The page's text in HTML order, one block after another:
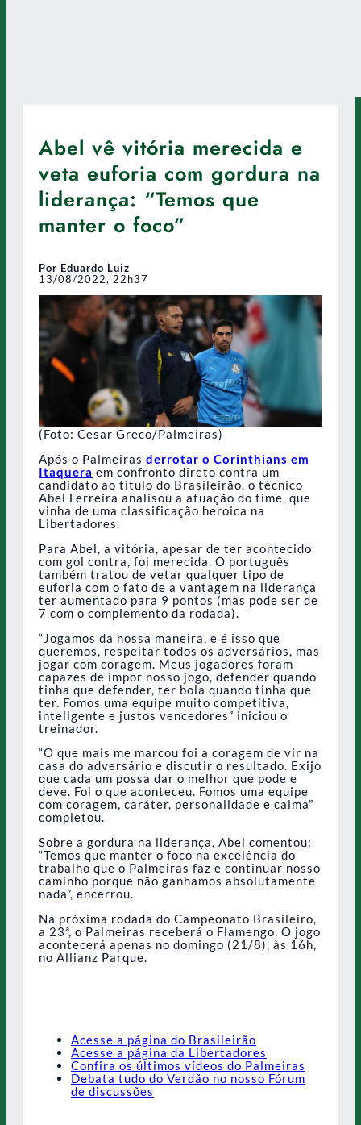
Abel vê vitória merecida e
veta euforia com gordura na
liderança: “Temos que
manter o foco”
Por Eduardo Luiz
13/08/2022, 22h37
(Foto: Cesar Greco/Palmeiras)
Após o Palmeiras derrotar o Corinthians em
Itaquera em confronto direto contra um
candidato ao título do Brasileirão, o técnico
Abel Ferreira analisou a atuação do time, que
vinha de uma classificação heroica na
Libertadores.
Para Abel, a vitória, apesar de ter acontecido
com gol contra, foi merecida. O português
também tratou de vetar qualquer tipo de
euforia com o fato de a vantagem na liderança
ter aumentado para 9 pontos (mas pode ser de
7 com o complemento da rodada).
“Jogamos da nossa maneira, e é isso que
queremos, respeitar todos os adversários, mas
jogar com coragem. Meus jogadores foram
capazes de impor nosso jogo, defender quando
tinha que defender, ter bola quando tinha que
ter. Fomos uma equipe muito competitiva,
inteligente e justos vencedores” iniciou o
treinador.
“O que mais me marcou foi a coragem de vir na
casa do adversário e discutir o resultado. Exijo
que cada um possa dar o melhor que pode e
deve. Foi o que aconteceu. Fomos uma equipe
com coragem, caráter, personalidade e calma”
completou.
Sobre a gordura na liderança, Abel comentou:
“Temos que manter o foco na excelência do
trabalho que o Palmeiras faz e continuar nosso
caminho porque não ganhamos absolutamente
nada”, encerrou.
Na próxima rodada do Campeonato Brasileiro,
a 23ª, o Palmeiras receberá o Flamengo. O jogo
acontecerá apenas no domingo (21/8), às 16h,
no Allianz Parque.
Acesse a página do Brasileirão
Acesse a página da Libertadores
Confira os últimos vídeos do Palmeiras
Debata tudo do Verdão no nosso Fórum
de discussões